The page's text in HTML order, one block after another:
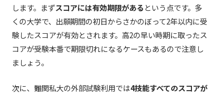
します。まずスコアには有効期限がある という点です。多
くの大学で、出願期間の初日からさかのぼって2年以内に受
験したスコアが有効とされます。高2の早い時期に取ったス
コアが受験本番で期限切れになるケースもあるので注意し
ましょう。
次に、難関私大の外部試験利用では4技能すべてのスコアが